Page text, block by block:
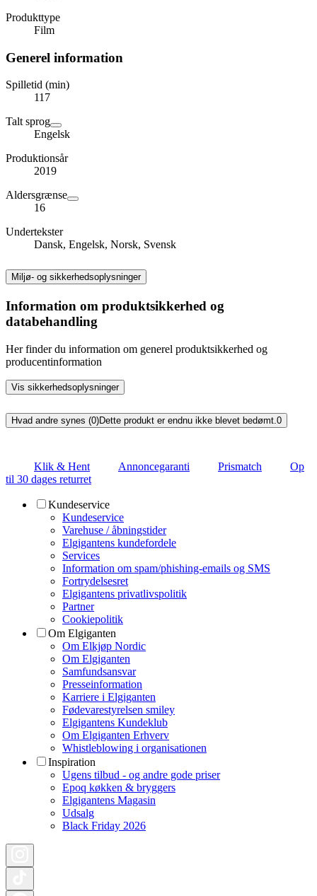
Produkttype
Film
Generel information
Spilletid (min)
117
Talt sprog
Engelsk
Produktionsår
2019
Aldersgrænse
16
Undertekster
Dansk, Engelsk, Norsk, Svensk
Miljø- og sikkerhedsoplysninger
Information om produktsikkerhed og
databehandling
Her finder du information om generel produktsikkerhed og
producentinformation
Vis sikkerhedsoplysninger
Hvad andre synes (0)Dette produkt er endnu ikke blevet bedømt. 0
Klik & Hent Annoncegaranti Prismatch
Op
til 30 dages returret
Kundeservice
Kundeservice
Varehuse / åbningstider
Elgigantens kundefordele
Services
Information om spam/phishing-emails og SMS
Fortrydelsesret
Elgigantens privatlivspolitik
Partner
Cookiepolitik
Om Elgiganten
Om Elkjøp Nordic
Om Elgiganten
Samfundsansvar
Presseinformation
Karriere i Elgiganten
Fødevarestyrelsen smiley
Elgigantens Kundeklub
Om Elgiganten Erhverv
Whistleblowing i organisationen
Inspiration
Ugens tilbud - og andre gode priser
Epoq køkken & bryggers
Elgigantens Magasin
Udsalg
Black Friday 2026